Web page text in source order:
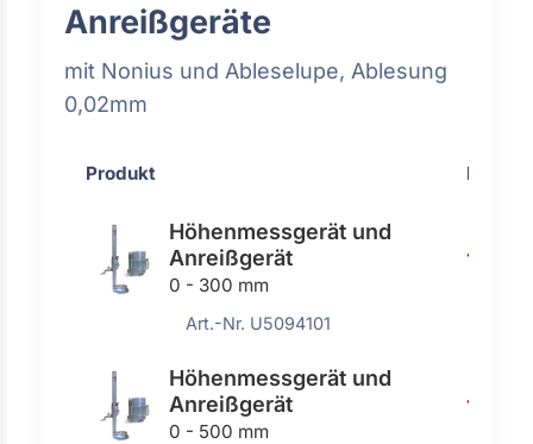
Anreißgeräte
mit Nonius und Ableselupe, Ablesung
0,02mm
Produkt Preis
Höhenmessgerät und
Anreißgerät
0 - 300 mm
Art.-Nr. U5094101
Höhenmessgerät und
Anreißgerät
0 - 500 mm